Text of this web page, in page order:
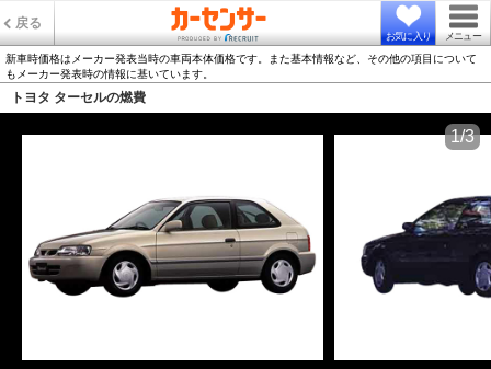
戻る
お気に入り メニュー
新車時価格はメーカー発表当時の車両本体価格です。また基本情報など、その他の項目について
もメーカー発表時の情報に基いています。
トヨタ ターセルの燃費
1/3